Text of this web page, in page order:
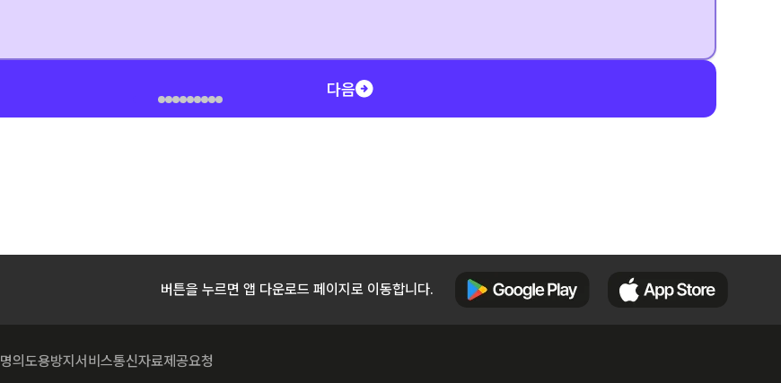
다음
버튼을 누르면 앱 다운로드 페이지로 이동합니다.
명의도용방지서비스통신자료제공요청